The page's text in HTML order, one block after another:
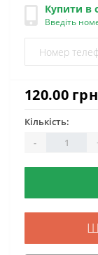
Купити в
Введіть
120.00
Кількість:
-